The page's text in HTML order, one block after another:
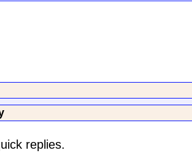
replies.